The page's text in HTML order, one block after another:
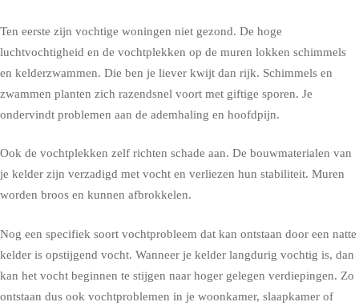
Ten eerste zijn vochtige woningen niet gezond. De hoge
luchtvochtigheid en de vochtplekken op de muren lokken schimmels
en kelderzwammen. Die ben je liever kwijt dan rijk. Schimmels en
zwammen planten zich razendsnel voort met giftige sporen. Je
ondervindt problemen aan de ademhaling en hoofdpijn.
Ook de vochtplekken zelf richten schade aan. De bouwmaterialen van
je kelder zijn verzadigd met vocht en verliezen hun stabiliteit. Muren
worden broos en kunnen afbrokkelen.
Nog een specifiek soort vochtprobleem dat kan ontstaan door een natte
kelder is opstijgend vocht. Wanneer je kelder langdurig vochtig is, dan
kan het vocht beginnen te stijgen naar hoger gelegen verdiepingen. Zo
ontstaan dus ook vochtproblemen in je woonkamer, slaapkamer of